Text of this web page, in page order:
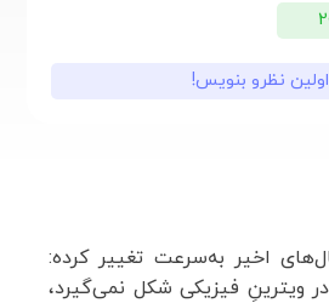
اولین نظرو بنویس!
اخیر به‌سرعت تغییر کرده:
ویترینِ فیزیکی شکل نمی‌گیرد،